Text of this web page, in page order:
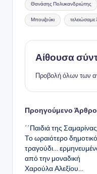
Θανάσης Πολυκανδριώτης
Μπουζούκι τελειώσαμε
Αίθουσα
Προβολή όλων των
Πλοήγηση
Προηγούμενο Άρθρο
΄΄Παιδιά της
Το ωραιότερο δημοτικό
τραγούδι…
από την μοναδική
Χαρούλα Αλεξίου…